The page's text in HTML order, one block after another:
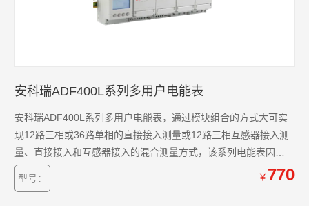
安科瑞ADF400L系列多用户电能表
安科瑞ADF400L系列多用户电能表，通过模块组合的方式大可实
现12路三相或36路单相的直接接入测量或12路三相互感器接入测
量、直接接入和互感器接入的混合测量方式，该系列电能表因准
确度高、集中安装、集中管理、安装灵活性高，互不干扰等优势
深受小区、学校、企业等的青睐。该系列仪表支持预付费功功
型号： ￥ 770